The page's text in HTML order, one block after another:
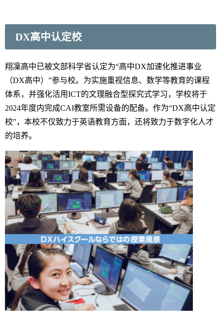
DX高中认定校
翔凜高中已被文部科学省认定为“高中DX加速化推进事业
（DX高中）”参与校。为实施重视信息、数学等教育的课程
体系，并强化活用ICT的文理融合型探究式学习，学校将于
2024年度内完成CAI教室所需设备的配备。作为“DX高中认定
校”，本校不仅致力于英语教育方面，还将致力于数字化人才
的培养。